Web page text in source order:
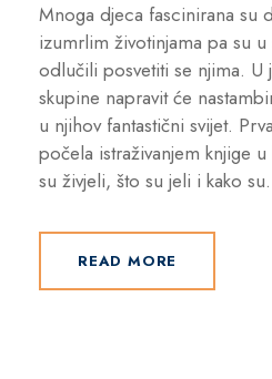
Mnoga djeca fascinirana su
izumrlim životinjama pa su
odlučili posvetiti se njima. U
skupine napravit će
u njihov fantastični svijet.
počela istraživanjem knjige
su živjeli, što su jeli i kako
READ MORE